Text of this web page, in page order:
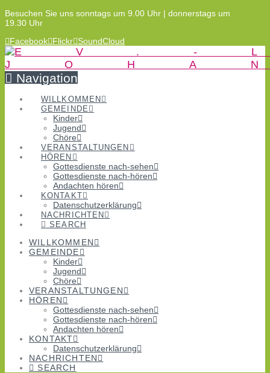
Besuchen Sie uns sonntags um 9.00 Uhr | donnerstags um
19.30 Uhr
Facebook Flickr SoundCloud
Navigation
WILLKOMMEN
GEMEINDE
Kinder
Jugend
Chöre
VERANSTALTUNGEN
HÖREN
Gottesdienste nach-sehen
Gottesdienste nach-hören
Andachten hören
KONTAKT
Datenschutzerklärung
NACHRICHTEN
SEARCH
WILLKOMMEN
GEMEINDE
Kinder
Jugend
Chöre
VERANSTALTUNGEN
HÖREN
Gottesdienste nach-sehen
Gottesdienste nach-hören
Andachten hören
KONTAKT
Datenschutzerklärung
NACHRICHTEN
SEARCH